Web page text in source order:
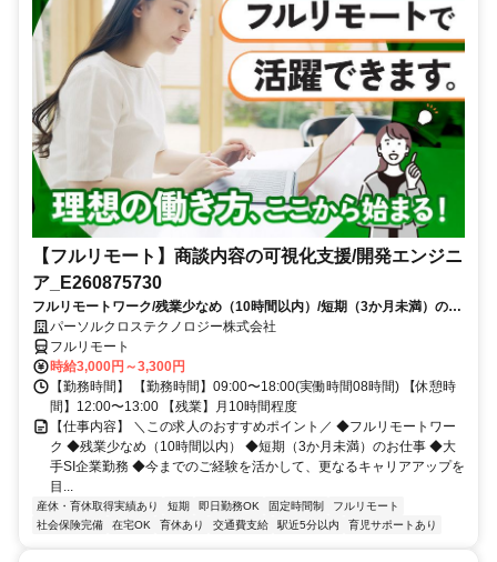
【フルリモート】商談内容の可視化支援/開発エンジニ
ア_E260875730
フルリモートワーク/残業少なめ（10時間以内）/短期（3か月未満）のお
仕事/大手SI企業勤務/今までのご経験を活かして、更なるキャリアアップ
を目指せます
パーソルクロステクノロジー株式会社
フルリモート
時給3,000円～3,300円
【勤務時間】 【勤務時間】09:00〜18:00(実働時間08時間) 【休憩時
間】12:00〜13:00 【残業】月10時間程度
【仕事内容】 ＼この求人のおすすめポイント／ ◆フルリモートワー
ク ◆残業少なめ（10時間以内） ◆短期（3か月未満）のお仕事 ◆大
手SI企業勤務 ◆今までのご経験を活かして、更なるキャリアアップを
目...
産休・育休取得実績あり 短期 即日勤務OK 固定時間制
フルリモート
社会保険完備
在宅OK 育休あり 交通費支給 駅近5分以内 育児サポートあり